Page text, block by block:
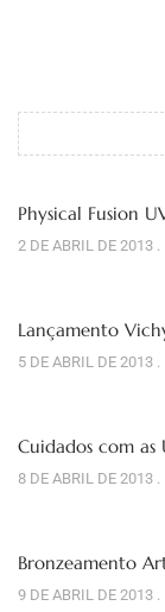
Physical Fusion
2 DE ABRIL DE 2013
Lançamento
5 DE ABRIL DE 2013
Cuidados com as
8 DE ABRIL DE 2013
Bronzeamento
9 DE ABRIL DE 2013